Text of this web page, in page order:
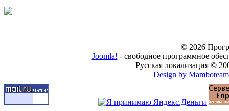
© 2026
Joomla! - свободное программное
Русская локализация ©
Design by